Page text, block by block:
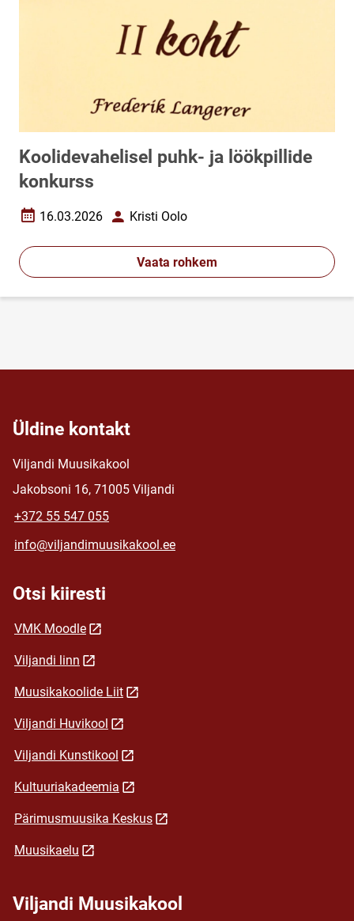
Koolidevahelisel puhk- ja löökpillide
konkurss
Loomise kuupäev
16.03.2026 AutorKristi Oolo
Vaata rohkem
Üldine kontakt
Viljandi Muusikakool
Jakobsoni 16, 71005 Viljandi
+372 55 547 055
info@viljandimuusikakool.ee
Otsi kiiresti
VMK Moodle
Viljandi linn
Muusikakoolide Liit
Viljandi Huvikool
Viljandi Kunstikool
Kultuuriakadeemia
Pärimusmuusika Keskus
Muusikaelu
Viljandi Muusikakool